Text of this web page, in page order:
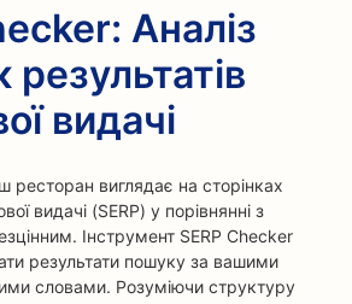
Аналіз
результатів
видачі
ресторан виглядає на сторінках
видачі (SERP) у порівнянні з
Інструмент SERP Checker
результати пошуку за вашими
словами. Розуміючи структуру